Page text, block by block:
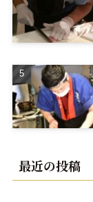
最近の投稿